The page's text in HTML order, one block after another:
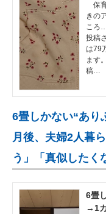
保
きの
ころ
投稿
は79
ます
稿…
6畳しかない“あ
月後、夫婦2人暮
う」「真似したく
6畳
→1